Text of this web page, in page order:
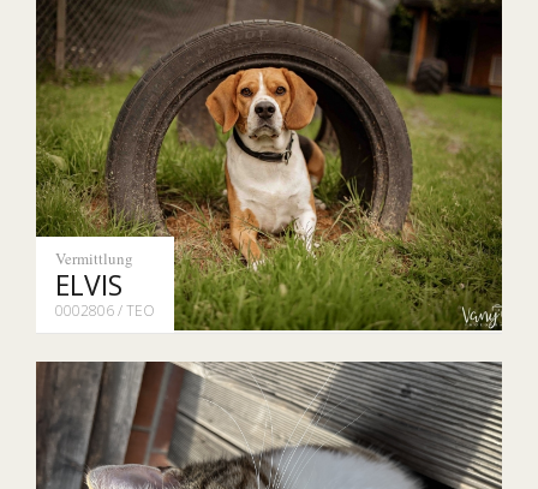
Vermittlung
ELVIS
0002806 / TEO